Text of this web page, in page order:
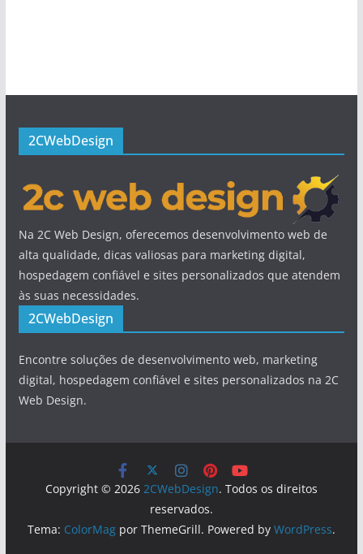
2CWebDesign
Na 2C Web Design, oferecemos desenvolvimento web de
alta qualidade, dicas valiosas para marketing digital,
hospedagem confiável e sites personalizados que atendem
às suas necessidades.
2CWebDesign
Encontre soluções de desenvolvimento web, marketing
digital, hospedagem confiável e sites personalizados na 2C
Web Design.
Copyright © 2026 2CWebDesign. Todos os direitos
reservados.
Tema: ColorMagpor ThemeGrill. Powered by WordPress.